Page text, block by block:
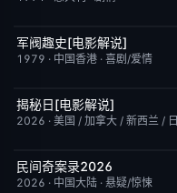
已完结
军阀趣史[电影解说]
1979 · 中国香港 · 喜剧/爱情
已完结
揭秘日[电影解说]
2026 · 美国 / 加拿大 / 新西兰 / 日本
更新至下集
民间奇案录2026
2026 · 中国大陆 · 悬疑/惊悚